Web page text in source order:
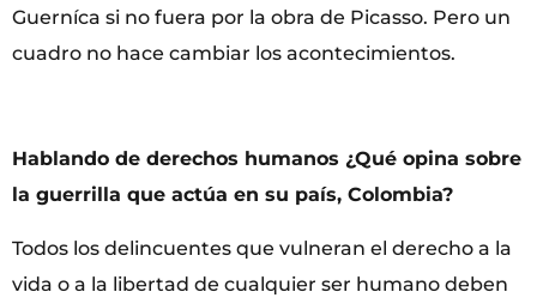
Guerníca si no fuera por la obra de Picasso. Pero un
cuadro no hace cambiar los acontecimientos.
Hablando de derechos humanos ¿Qué opina sobre
la guerrilla que actúa en su país, Colombia?
Todos los delincuentes que vulneran el derecho a la
vida o a la libertad de cualquier ser humano deben